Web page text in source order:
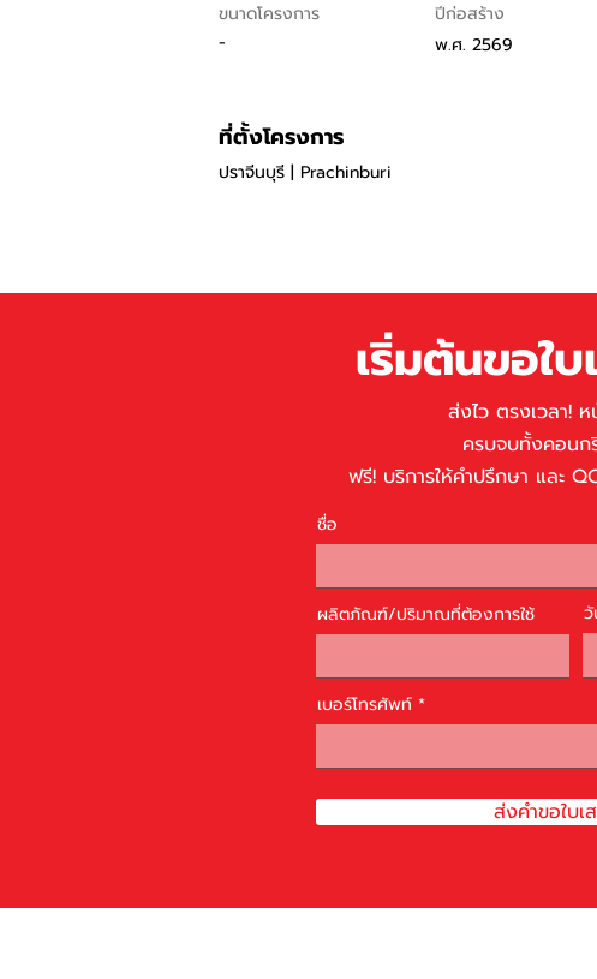
ขนาดโครงการ
-
ปีก่อสร้าง
พ.ศ. 2569
ที่ตั้งโครงการ
ปราจีนบุรี | Prachinburi
เริ่มต้นขอใบ
ส่งไว ตรงเวลา!
ครบจบทั้งคอนก
ฟรี! บริการให้คำปรึกษา และ
ชื่อ
ผลิตภัณฑ์/ปริมาณที่ต้องการใช้
เบอร์โทรศัพท์
ส่งคำขอใบเ